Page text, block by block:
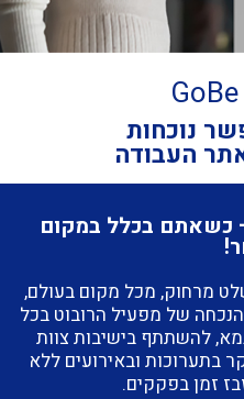
נוכחות
העבודה
כשאתם בכלל במקום
מרחוק, מכל מקום בעולם,
של מפעיל הרובוט בכל
להשתתף בישיבות צוות
בתערוכות ובאירועים ללא
זמן בפקקים.